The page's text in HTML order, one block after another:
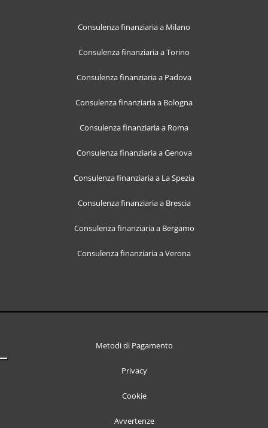
Consulenza finanziaria a Milano
Consulenza finanziaria a Torino
Consulenza finanziaria a Padova
Consulenza finanziaria a Bologna
Consulenza finanziaria a Roma
Consulenza finanziaria a Genova
Consulenza finanziaria a La Spezia
Consulenza finanziaria a Brescia
Consulenza finanziaria a Bergamo
Consulenza finanziaria a Verona
Metodi di Pagamento
Privacy
Cookie
Avvertenze